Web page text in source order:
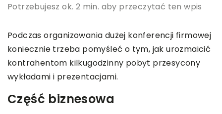
Potrzebujesz ok. 2 min. aby przeczytać ten wpis
Podczas organizowania dużej konferencji firmowej
koniecznie trzeba pomyśleć o tym, jak urozmaicić
kontrahentom kilkugodzinny pobyt przesycony
wykładami i prezentacjami.
Część biznesowa